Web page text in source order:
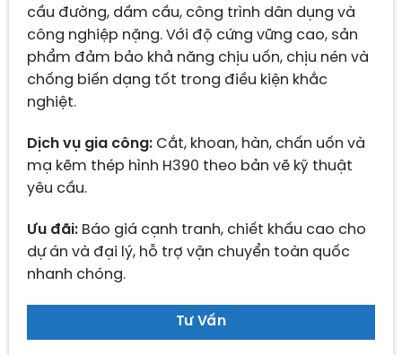
cầu đường, dầm cầu, công trình dân dụng và
công nghiệp nặng. Với độ cứng vững cao, sản
phẩm đảm bảo khả năng chịu uốn, chịu nén và
chống biến dạng tốt trong điều kiện khắc
nghiệt.
Dịch vụ gia công:Cắt, khoan, hàn, chấn uốn và
mạ kẽm thép hình H390 theo bản vẽ kỹ thuật
yêu cầu.
Ưu đãi:Báo giá cạnh tranh, chiết khấu cao cho
dự án và đại lý, hỗ trợ vận chuyển toàn quốc
nhanh chóng.
Tư Vấn